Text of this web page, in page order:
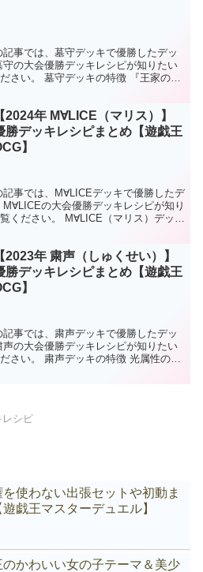
事では、墓守デッキで優勝したデッ
の大会優勝デッキレシピが知りたい
さい。 墓守デッキの特徴 『王家の眠
【2024年 M∀LICE（マリス）】
勝デッキレシピまとめ【遊戯王
】
事では、M∀LICEデッキで優勝したデ
の大会優勝デッキレシピが知り
ください。 M∀LICE（マリス）デッキ
【2023年 粛声（しゅくせい）】
勝デッキレシピまとめ【遊戯王
】
事では、粛声デッキで優勝したデッ
の大会優勝デッキレシピが知りたい
さい。 粛声デッキの特徴 光属性の儀
シピ
を使わない出張セットや初動ま
遊戯王マスターデュエル】
のかわいい女の子テーマ＆美少